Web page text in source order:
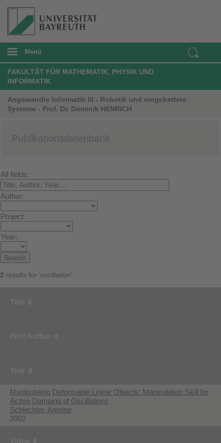
Menü
FAKULTÄT FÜR MATHEMATIK, PHYSIK UND
INFORMATIK
Angewandte Informatik III - Robotik und eingebettete
Systeme - Prof. Dr. Dominik HENRICH
Publikationsdatenbank
All fields:
Author:
Project:
Year:
2 results for 'oscillation'
Manipulating Deformable Linear Objects: Manipulation Skill for
Active Damping of Oscillations
Schlechter, Antoine
2002